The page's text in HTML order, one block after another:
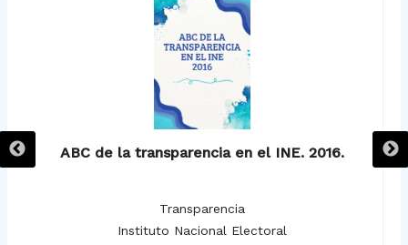
ABC de la transparencia en el INE. 2016.
Transparencia
Instituto Nacional Electoral